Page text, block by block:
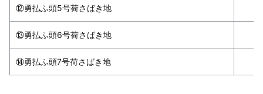
⑫勇払ふ頭5号荷さばき地
⑬勇払ふ頭6号荷さばき地
⑭勇払ふ頭7号荷さばき地